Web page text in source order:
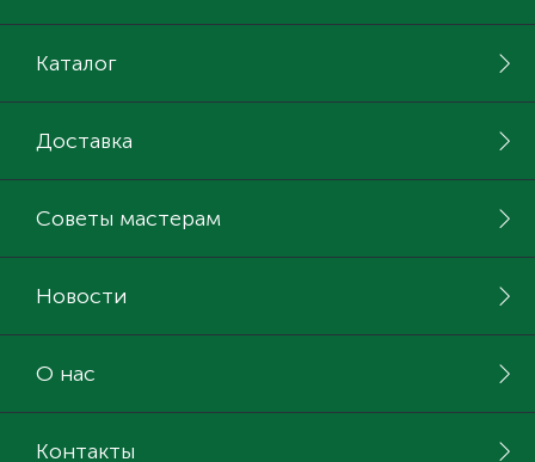
Каталог
Доставка
Советы мастерам
Новости
О нас
Контакты